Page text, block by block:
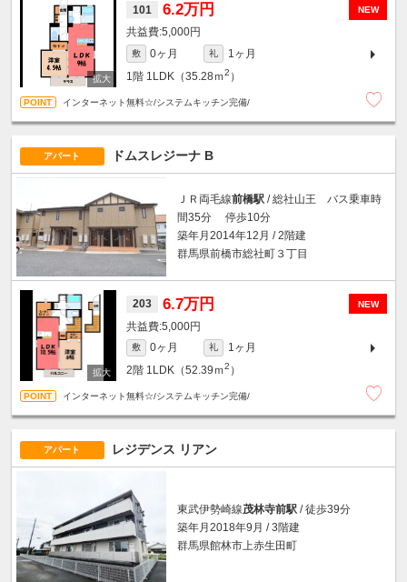
NEW
101 6.2万円
5,000円
敷 0ヶ月 礼
1ヶ月
1階 1LDK（35.28ｍ2 ）
インターネット無料☆/システムキッチン完備/
アパート ドムスレジーナ B
ＪＲ両毛線前橋駅 / 総社山王 バス乗車時
間35分 停歩10分
築年月2014年12月 / 2階建
群馬県前橋市総社町３丁目
NEW
203 6.7万円
5,000円
敷 0ヶ月 礼
1ヶ月
2階 1LDK（52.39ｍ2 ）
インターネット無料☆/システムキッチン完備/
アパート レジデンス リアン
東武伊勢崎線茂林寺前駅 / 徒歩39分
築年月2018年9月 / 3階建
群馬県館林市上赤生田町